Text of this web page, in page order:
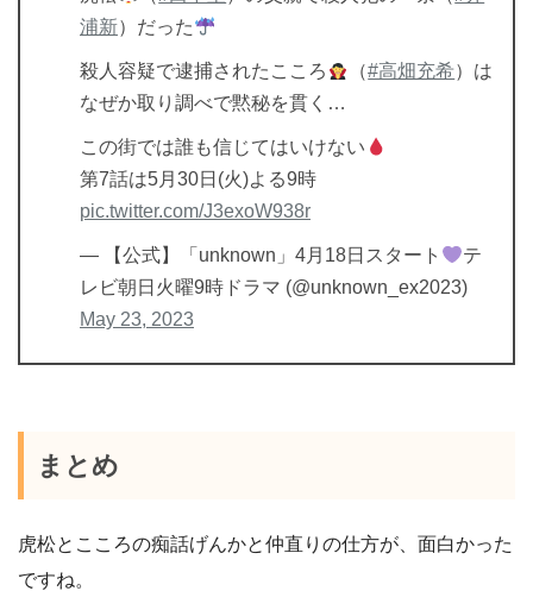
浦新）だった
殺人容疑で逮捕されたこころ （#高畑充希）は
なぜか取り調べで黙秘を貫く…
この街では誰も信じてはいけない
第7話は5月30日(火)よる9時
pic.twitter.com/J3exoW938r
— 【公式】「unknown」4月18日スタート
テ
レビ朝日火曜9時ドラマ (@unknown_ex2023)
May 23, 2023
まとめ
虎松とこころの痴話げんかと仲直りの仕方が、面白かった
ですね。